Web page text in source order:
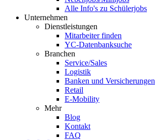
Alle Info's zu Schülerjobs
Unternehmen
Dienstleistungen
Mitarbeiter finden
YC-Datenbanksuche
Branchen
Service/Sales
Logistik
Banken und Versicherungen
Retail
E-Mobility
Mehr
Blog
Kontakt
FAQ